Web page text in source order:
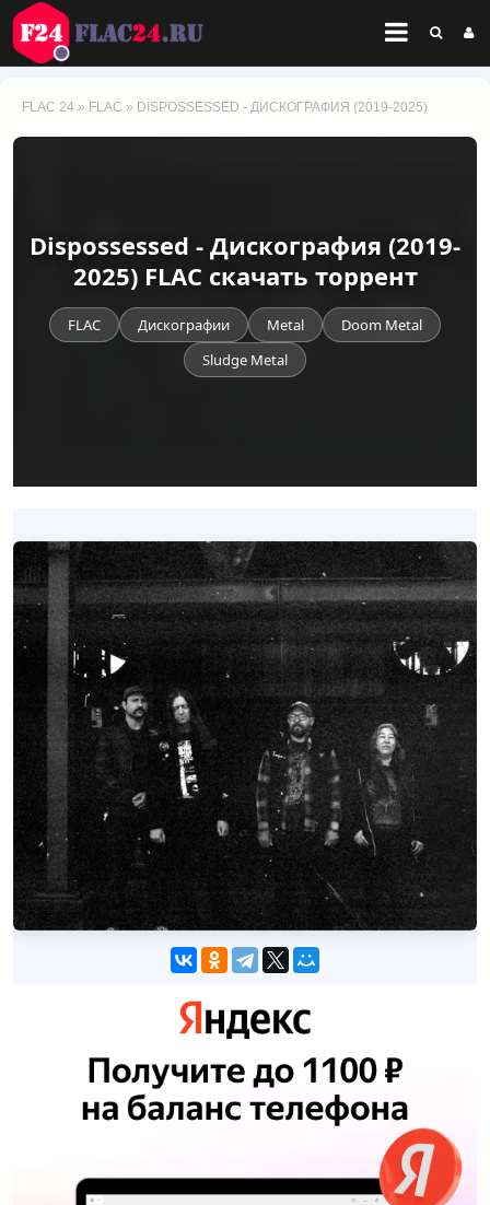
FLAC 24 » FLAC » DISPOSSESSED - ДИСКОГРАФИЯ (2019-2025)
Dispossessed - Дискография (2019-
2025) FLAC скачать торрент
FLAC Дискографии Metal
Doom Metal
Sludge Metal